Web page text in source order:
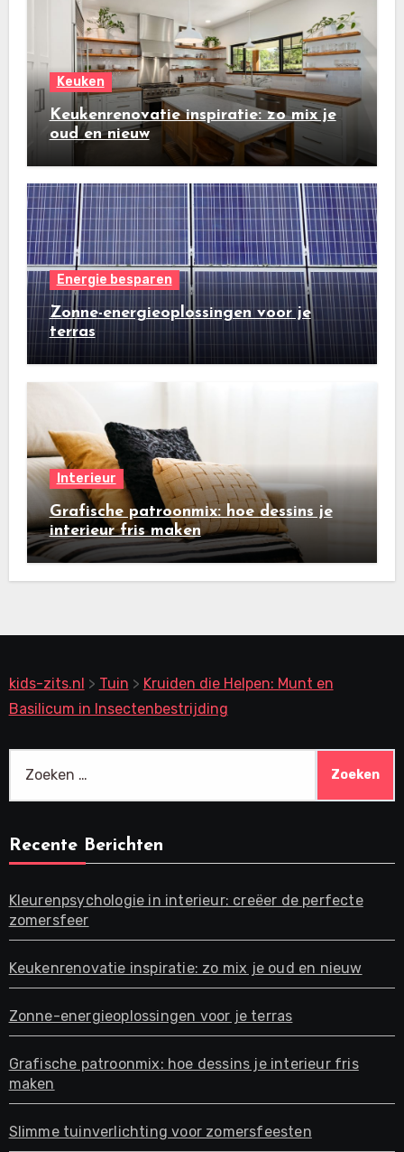
Keuken
Keukenrenovatie inspiratie: zo mix je
oud en nieuw
Energie besparen
Zonne-energieoplossingen voor je
terras
Interieur
Grafische patroonmix: hoe dessins je
interieur fris maken
kids-zits.nl > Tuin > Kruiden die Helpen: Munt en
Basilicum in Insectenbestrijding
naar:
Recente Berichten
Kleurenpsychologie in interieur: creëer de perfecte
zomersfeer
Keukenrenovatie inspiratie: zo mix je oud en nieuw
Zonne-energieoplossingen voor je terras
Grafische patroonmix: hoe dessins je interieur fris
maken
Slimme tuinverlichting voor zomersfeesten